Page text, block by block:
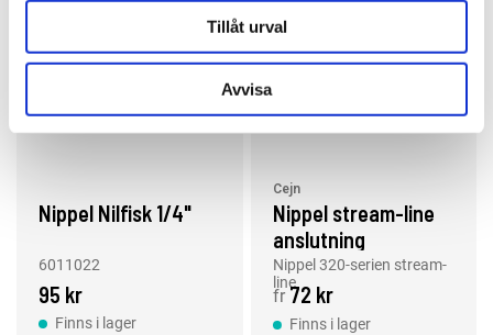
Tillåt urval
Avvisa
Nippel Nilfisk 1/4"
6011022
95 kr
Finns i lager
Cejn
Nippel stream-line
anslutning
Nippel 320-serien stream-
line
fr 72 kr
Finns i lager